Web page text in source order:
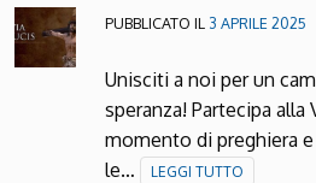
PUBBLICATO IL 3 APRILE 2025
Unisciti a noi per un
speranza! Partecipa alla
momento di preghiera
le…
LEGGI TUTTO